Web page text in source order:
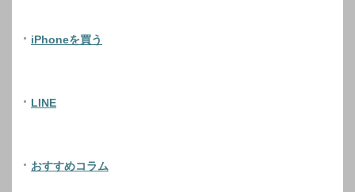
iPhoneを買う
LINE
おすすめコラム